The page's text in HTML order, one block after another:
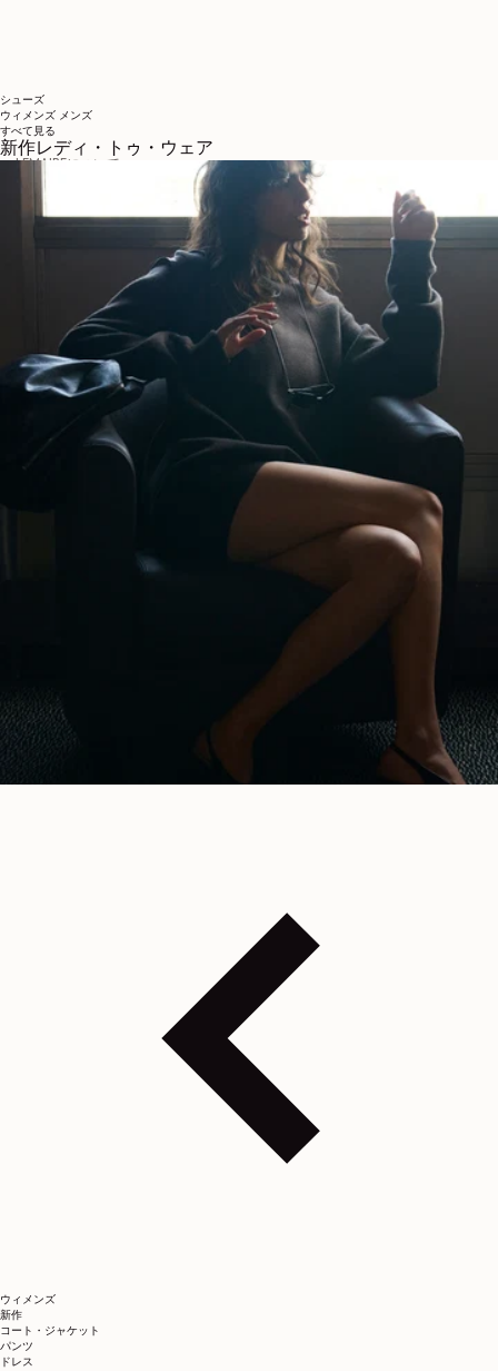
シューズ
ウィメンズ メンズ
すべて見る
新作レディ・トゥ・ウェア
ウィメンズ
新作
コート・ジャケット
パンツ
ドレス
LEMAIREについて
LEMAIRE
ブティック
発送と配送について
カスタマーサービス
返品について
撤回の権利
トレーサビリティ
INSTAGRAM
WEIBO
PINTEREST
プライバシーポリシー